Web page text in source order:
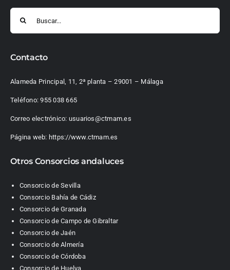
Contacto
Alameda Principal, 11, 2ª planta – 29001 – Málaga
Teléfono:955 038 665
Correo electrónico: usuarios@ctmam.es
Página web: https://www.ctmam.es
Otros Consorcios andaluces
Consorcio de Sevilla
Consorcio Bahía de Cádiz
Consorcio de Granada
Consorcio de Campo de Gibraltar
Consorcio de Jaén
Consorcio de Almería
Consorcio de Córdoba
Consorcio de Huelva